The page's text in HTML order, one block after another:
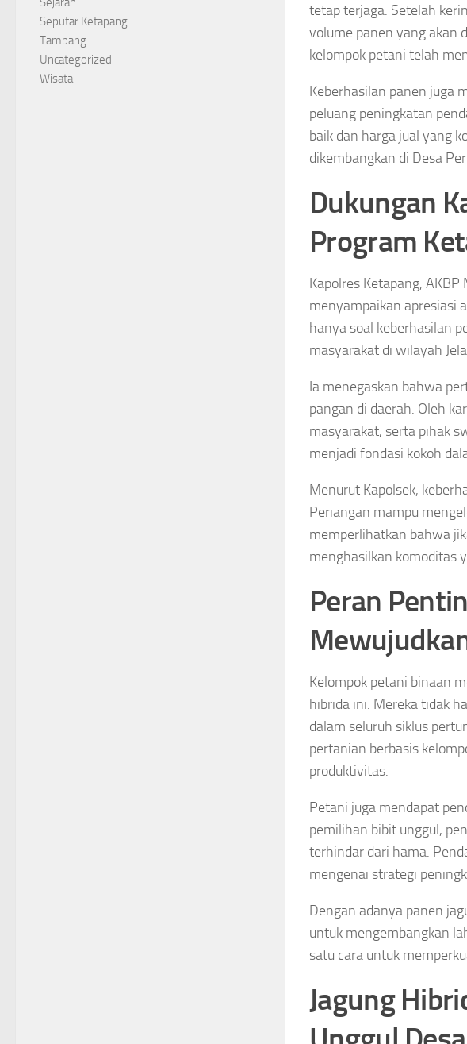
tetap terjaga. Setelah
volume panen yang akan
kelompok petani telah
Keberhasilan panen juga
peluang peningkatan
baik dan harga jual yang
dikembangkan di Desa
Dukungan
Program
Kapolres Ketapang,
menyampaikan apresiasi
hanya soal keberhasilan
masyarakat di wilayah
Ia menegaskan bahwa
pangan di daerah. Oleh
masyarakat, serta pihak
menjadi fondasi kokoh
Menurut Kapolsek,
Periangan mampu
memperlihatkan bahwa
menghasilkan komoditas
Peran
Kelompok petani binaan
hibrida ini. Mereka tidak
dalam seluruh siklus
pertanian berbasis
produktivitas.
Petani juga mendapat
pemilihan bibit unggul,
terhindar dari hama.
mengenai strategi
Dengan adanya panen
untuk mengembangkan
satu cara untuk
Jagung
Seputar Ketapang
Tambang
Uncategorized
Wisata